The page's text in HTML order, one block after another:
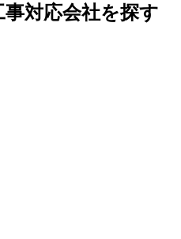
事対応会社を探す